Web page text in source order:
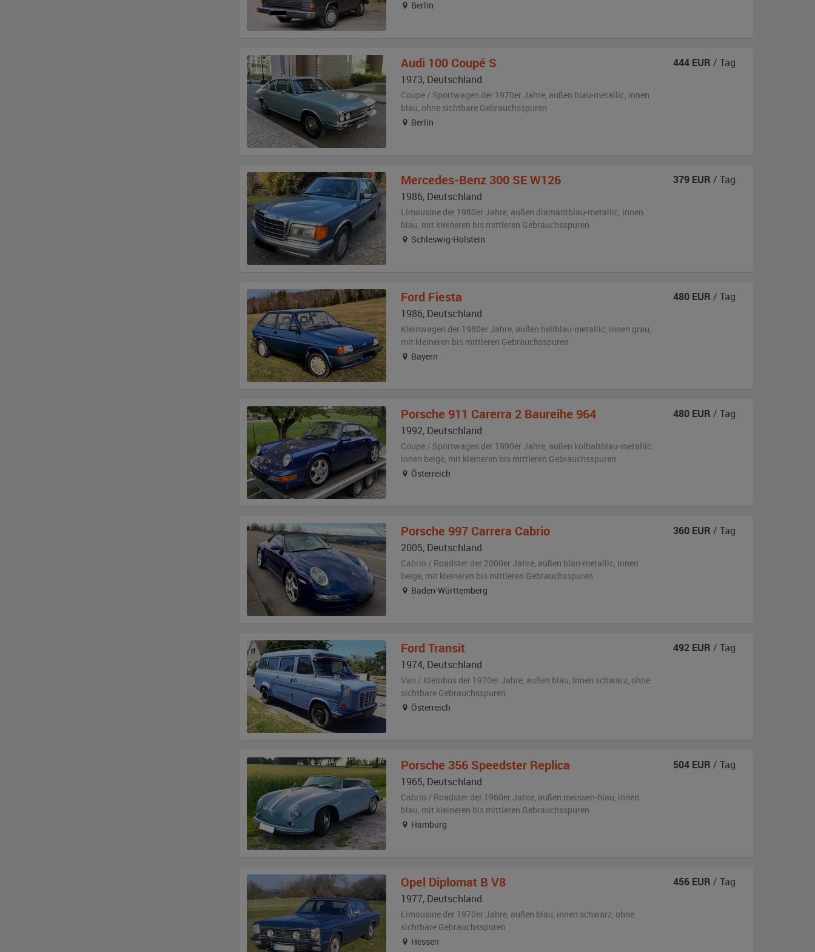
Berlin
Audi 100 Coupé S
1973, Deutschland
Coupe / Sportwagen der 1970er Jahre, außen blau-metallic, innen
blau, ohne sichtbare Gebrauchsspuren
Berlin
444 EUR / Tag
Mercedes-Benz 300 SE W126
1986, Deutschland
Limousine der 1980er Jahre, außen diamantblau-metallic, innen
blau, mit kleineren bis mittleren Gebrauchsspuren
Schleswig-Holstein
379 EUR / Tag
Ford Fiesta
1986, Deutschland
Kleinwagen der 1980er Jahre, außen hellblau-metallic, innen grau,
mit kleineren bis mittleren Gebrauchsspuren
Bayern
480 EUR / Tag
Porsche 911 Carerra 2 Baureihe 964
1992, Deutschland
Coupe / Sportwagen der 1990er Jahre, außen kolbaltblau-metallic,
innen beige, mit kleineren bis mittleren Gebrauchsspuren
Österreich
480 EUR / Tag
Porsche 997 Carrera Cabrio
2005, Deutschland
Cabrio / Roadster der 2000er Jahre, außen blau-metallic, innen
beige, mit kleineren bis mittleren Gebrauchsspuren
Baden-Württemberg
360 EUR / Tag
Ford Transit
1974, Deutschland
Van / Kleinbus der 1970er Jahre, außen blau, innen schwarz, ohne
sichtbare Gebrauchsspuren
Österreich
492 EUR / Tag
Porsche 356 Speedster Replica
1965, Deutschland
Cabrio / Roadster der 1960er Jahre, außen meissen-blau, innen
blau, mit kleineren bis mittleren Gebrauchsspuren
Hamburg
504 EUR / Tag
Opel Diplomat B V8
1977, Deutschland
Limousine der 1970er Jahre, außen blau, innen schwarz, ohne
sichtbare Gebrauchsspuren
Hessen
456 EUR / Tag